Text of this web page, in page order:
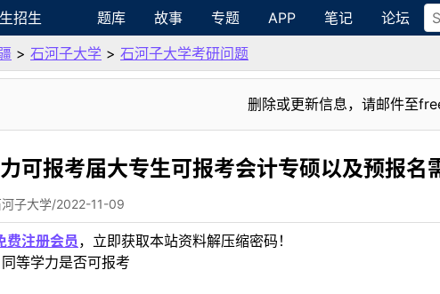
招生 题库 故事 专题 APP 笔记 论坛
> 石河子大学 > 石河子大学考研问题
删除或更新信息，请邮件至
可报考届大专生可报考会计专硕以及预报名
子大学/2022-11-09
费注册会员，立即获取本站资料解压缩密码！
同等学力是否可报考